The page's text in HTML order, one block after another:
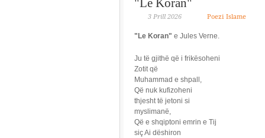
"Le Koran"
3 Prill 2026 Poezi Islame
"Le Koran" e Jules Verne.
Ju të gjithë që i frikësoheni
Zotit që
Muhammad e shpall,
Që nuk kufizoheni
thjesht të jetoni si
myslimanë,
Që e shqiptoni emrin e Tij
siç Ai dëshiron